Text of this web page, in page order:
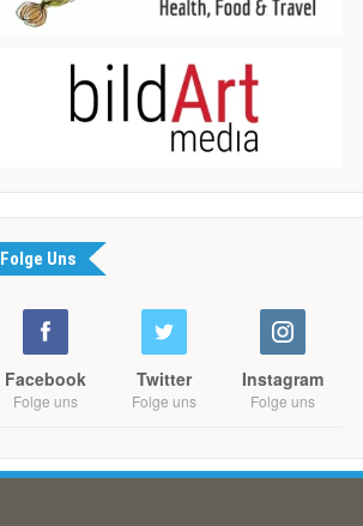
Folge Uns
Facebook
Folge uns
Twitter
Folge uns
Instagram
Folge uns